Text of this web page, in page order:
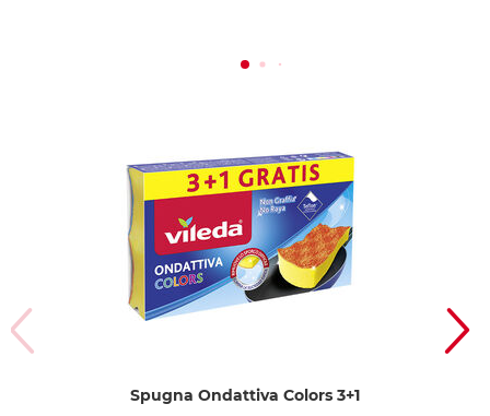
Spugna Ondattiva Colors 3+1